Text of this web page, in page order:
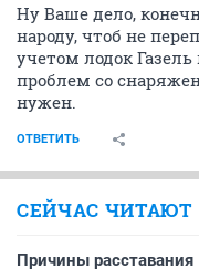
Ну Ваше дело,
народу, чтоб не
учетом лодок
проблем со
нужен.
ОТВЕТИТЬ
СЕЙЧАС ЧИТАЮТ
Причины расставания